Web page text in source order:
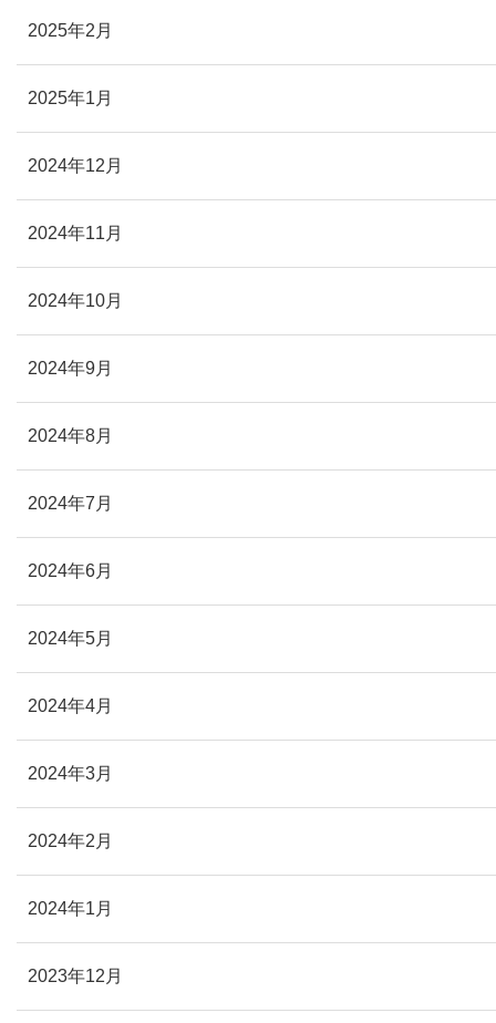
2025年2月
2025年1月
2024年12月
2024年11月
2024年10月
2024年9月
2024年8月
2024年7月
2024年6月
2024年5月
2024年4月
2024年3月
2024年2月
2024年1月
2023年12月